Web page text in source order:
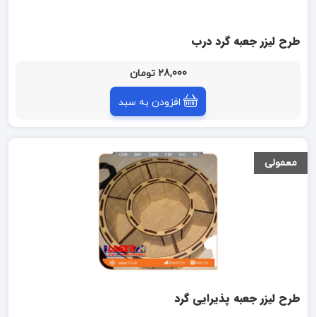
طرح لیزر جعبه گرد درب
28,000 تومان
افزودن به سبد
معمولی
طرح لیزر جعبه پذیرایی گرد